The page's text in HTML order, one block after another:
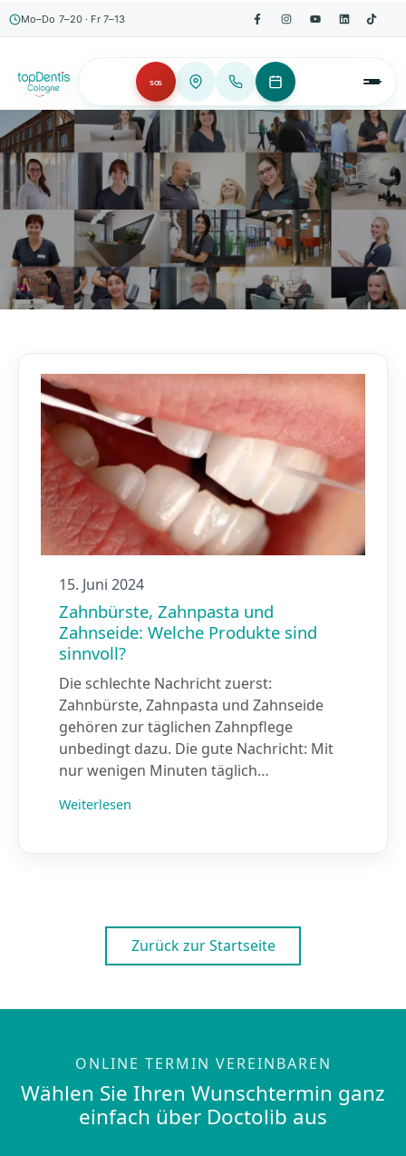
Mo–Do 7–20 · Fr 7–13
SOS
Unser Blog
15. Juni 2024
Zahnbürste, Zahnpasta und
Zahnseide: Welche Produkte sind
sinnvoll?
Die schlechte Nachricht zuerst:
Zahnbürste, Zahnpasta und Zahnseide
gehören zur täglichen Zahnpflege
unbedingt dazu. Die gute Nachricht: Mit
nur wenigen Minuten täglich…
Weiterlesen
Zurück zur Startseite
ONLINE TERMIN VEREINBAREN
Wählen Sie Ihren Wunschtermin ganz
einfach über Doctolib aus